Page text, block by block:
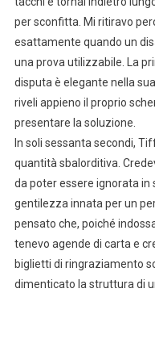
per sconfitta. Mi ritiravo
esattamente quando un
una prova utilizzabile. La
disputa è elegante nella
riveli appieno il proprio
presentare la soluzione.
In soli sessanta secondi,
quantità sbalorditiva.
da poter essere ignorata in
gentilezza innata per un
pensato che, poiché
tenevo agende di carta e
biglietti di ringraziamento
dimenticato la struttura di